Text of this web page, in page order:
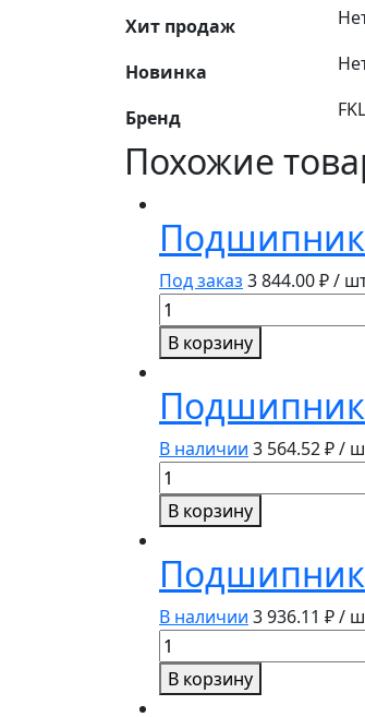
Хит продаж
Новинка
Бренд FKL
Похожие
Подшипник
Под заказ 3 844.00₽ /
Количество
товара
Подшипник
двухрядный
306230
FKL
В корзину
В наличии 3 564.52₽ /
Количество
товара
Подшипниковый
LEF204-
2F
FKL
В корзину
В наличии 3 936.11 ₽ /
Количество
товара
Подшипниковый
В корзину